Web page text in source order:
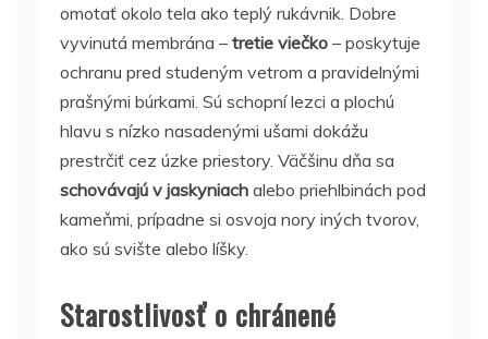
omotať okolo tela ako teplý rukávnik. Dobre
vyvinutá membrána – tretie viečko – poskytuje
ochranu pred studeným vetrom a pravidelnými
prašnými búrkami. Sú schopní lezci a plochú
hlavu s nízko nasadenými ušami dokážu
prestrčiť cez úzke priestory. Väčšinu dňa sa
schovávajú v jaskyniach alebo priehlbinách pod
kameňmi, prípadne si osvoja nory iných tvorov,
ako sú svište alebo líšky.
Starostlivosť o chránené